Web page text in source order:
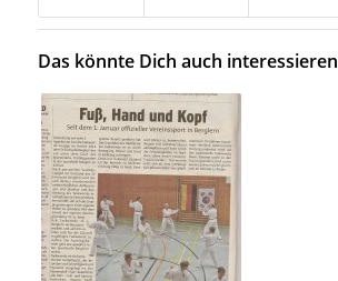
Das könnte Dich auch interessieren